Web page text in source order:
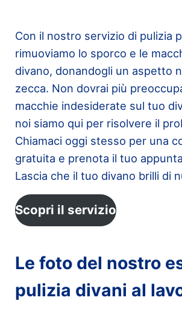
Con il nostro servizio di pulizia
rimuoviamo lo sporco e le
divano, donandogli un aspetto
zecca. Non dovrai più
macchie indesiderate sul tuo
noi siamo qui per risolvere il
Chiamaci oggi stesso per una
gratuita e prenota il tuo
Lascia che il tuo divano brilli di
Scopri il servizio
Le foto del nostro
pulizia divani al